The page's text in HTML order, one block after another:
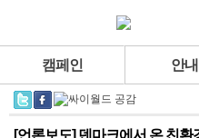
캠페인 안내
[언론보도] 덴마크에서 온 친환